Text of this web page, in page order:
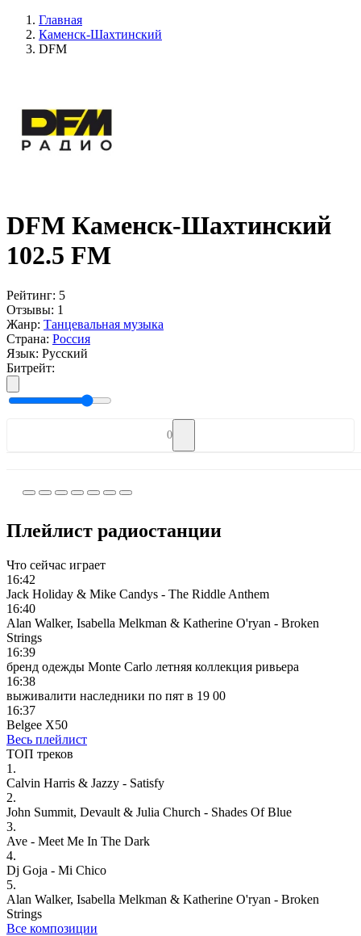
Главная
Каменск-Шахтинский
DFM
DFM Каменск-Шахтинский
102.5 FM
Рейтинг: 5
Отзывы: 1
Жанр: Танцевальная музыка
Страна: Россия
Язык: Русский
Битрейт:
0
Плейлист радиостанции
Что сейчас играет
16:42
Jack Holiday & Mike Candys - The Riddle Anthem
16:40
Alan Walker, Isabella Melkman & Katherine O'ryan - Broken
Strings
16:39
бренд одежды Monte Carlo летняя коллекция ривьера
16:38
выживалити наследники по пят в 19 00
16:37
Belgee X50
Весь плейлист
ТОП треков
1.
Calvin Harris & Jazzy - Satisfy
2.
John Summit, Devault & Julia Church - Shades Of Blue
3.
Ave - Meet Me In The Dark
4.
Dj Goja - Mi Chico
5.
Alan Walker, Isabella Melkman & Katherine O'ryan - Broken
Strings
Все композиции